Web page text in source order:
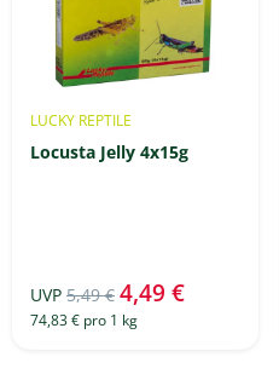
LUCKY REPTILE
Locusta Jelly 4x15g
UVP 5,49 € 4,49 €
74,83 € pro 1 kg